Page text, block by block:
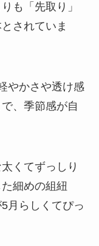
も「先取り」
されていま
やかさや透け感
、季節感が自
くてずっしり
細めの組紐
月らしくてぴっ